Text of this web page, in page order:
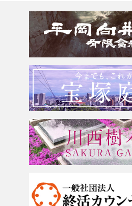
奈良県
和歌山県
墓じまい・改葬
追加文字彫刻
会社案内
よくあるご質問
お問合せ